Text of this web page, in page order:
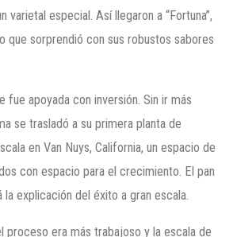
varietal especial. Así llegaron a “Fortuna”,
que sorprendió con sus robustos sabores
fue apoyada con inversión. Sin ir más
se trasladó a su primera planta de
en Van Nuys, California, un espacio de
con espacio para el crecimiento. El pan
la explicación del éxito a gran escala.
proceso era más trabajoso y la escala de